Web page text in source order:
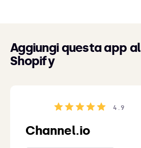
Aggiungi questa app
Shopify
4.9
Channel.io